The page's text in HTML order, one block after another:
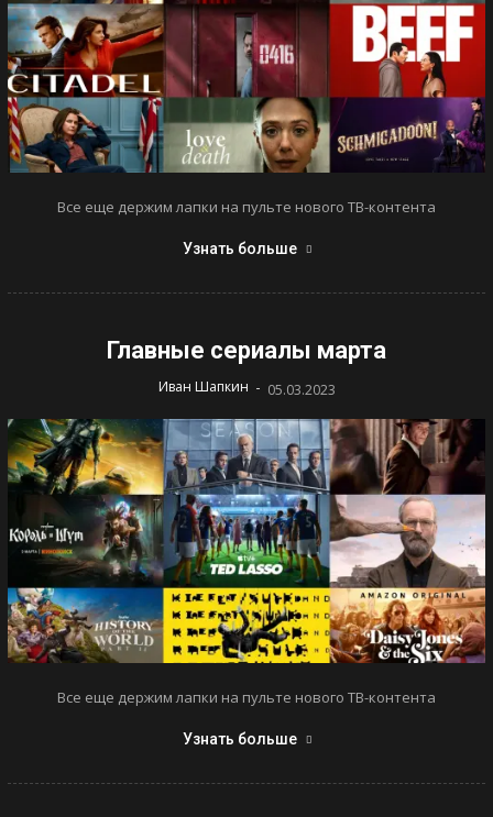
Все еще держим лапки на пульте нового ТВ-контента
Узнать больше
Главные сериалы марта
Иван Шапкин - 05.03.2023
Все еще держим лапки на пульте нового ТВ-контента
Узнать больше